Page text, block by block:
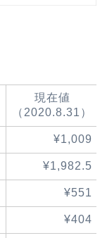
現在値
（2020.8.31）
¥1,009
¥1,982.5
¥551
¥404